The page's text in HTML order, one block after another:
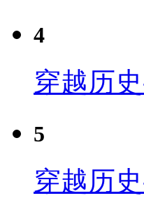
4
穿越历
5
穿越历